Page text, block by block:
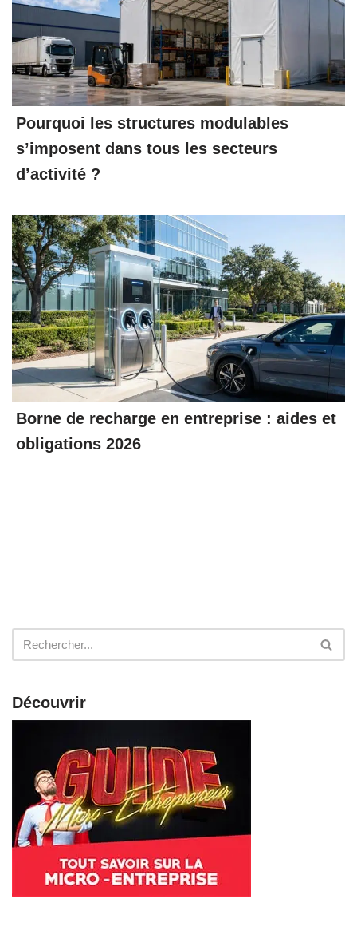
Pourquoi les structures modulables
s’imposent dans tous les secteurs
d’activité ?
Borne de recharge en entreprise : aides et
obligations 2026
Découvrir